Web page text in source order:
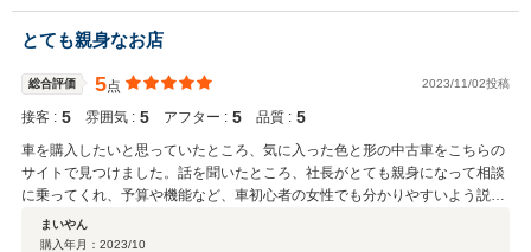
うございました。
とても親身なお店
総合評価 5点 2023/11/02投稿
接客 : 5 雰囲気 : 5 アフター : 5 品質 : 5
車を購入したいと思っていたところ、気に入った色と形の中古車をこちらの
サイトで見つけました。話を聞いたところ、社長がとても親身になって相談
に乗ってくれ、予算や機能など、車初心者の女性でも分かりやすいよう説明
してくれました。 買った後の対応も良く、何か不具合があれば細かく点検し
て下さり、大変助かっています。ありがとうございました！
まいやん
購入年月： 2023/10